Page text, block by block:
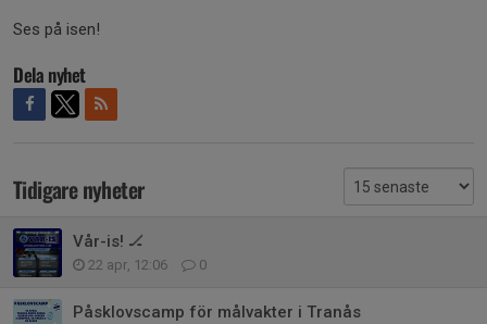
Ses på isen!
Dela nyhet
Tidigare nyheter
Vår-is! 🏒
22 apr, 12:06 0
Påsklovscamp för målvakter i Tranås